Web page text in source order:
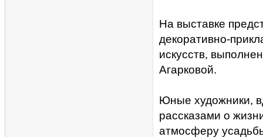
На выставке
декоративно-
искусств,
Агарковой.
Юные художники,
рассказами о
атмосферу